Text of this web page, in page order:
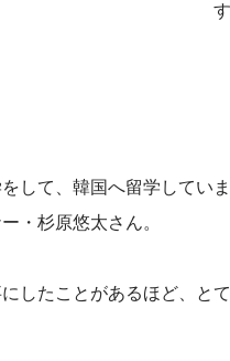
す
して、韓国へ留学していま
・杉原悠太さん。
したことがあるほど、と